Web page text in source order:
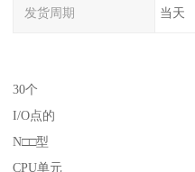
发货周期 当天
30个
I/O点的
N□□型
CPU单元